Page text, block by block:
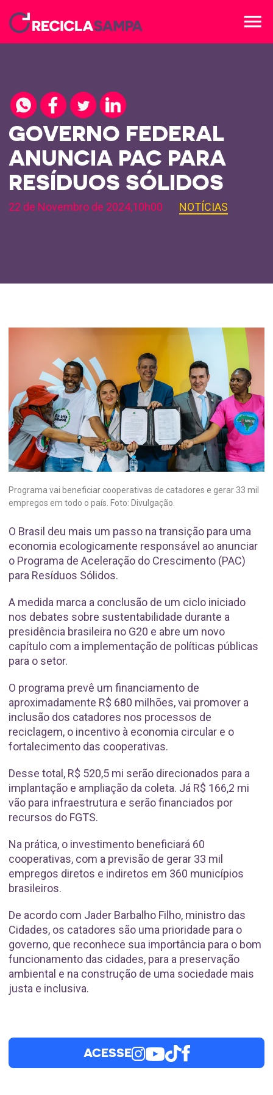
menu
GOVERNO FEDERAL
ANUNCIA PAC PARA
RESÍDUOS SÓLIDOS
22 de Novembro de 2024,10h00 NOTÍCIAS
Programa vai beneficiar cooperativas de catadores e gerar 33 mil
empregos em todo o país. Foto: Divulgação.
O Brasil deu mais um passo na transição para uma
economia ecologicamente responsável ao anunciar
o Programa de Aceleração do Crescimento (PAC)
para Resíduos Sólidos.
A medida marca a conclusão de um ciclo iniciado
nos debates sobre sustentabilidade durante a
presidência brasileira no G20 e abre um novo
capítulo com a implementação de políticas públicas
para o setor.
O programa prevê um financiamento de
aproximadamente R$ 680 milhões, vai promover a
inclusão dos catadores nos processos de
reciclagem, o incentivo à economia circular e o
fortalecimento das cooperativas.
Desse total, R$ 520,5 mi serão direcionados para a
implantação e ampliação da coleta. Já R$ 166,2 mi
vão para infraestrutura e serão financiados por
recursos do FGTS.
Na prática, o investimento beneficiará 60
cooperativas, com a previsão de gerar 33 mil
empregos diretos e indiretos em 360 municípios
brasileiros.
De acordo com Jader Barbalho Filho, ministro das
Cidades, os catadores são uma prioridade para o
governo, que reconhece sua importância para o bom
funcionamento das cidades, para a preservação
ambiental e na construção de uma sociedade mais
justa e inclusiva.
ACESSE